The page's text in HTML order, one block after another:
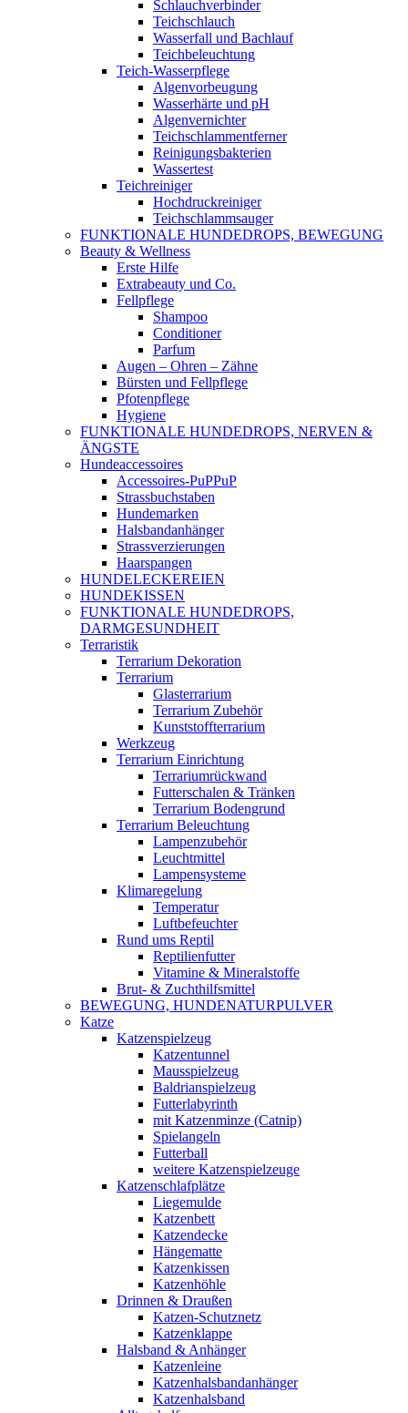
Schlauchverbinder
Teichschlauch
Wasserfall und Bachlauf
Teichbeleuchtung
Teich-Wasserpflege
Algenvorbeugung
Wasserhärte und pH
Algenvernichter
Teichschlammentferner
Reinigungsbakterien
Wassertest
Teichreiniger
Hochdruckreiniger
Teichschlammsauger
FUNKTIONALE HUNDEDROPS, BEWEGUNG
Beauty & Wellness
Erste Hilfe
Extrabeauty und Co.
Fellpflege
Shampoo
Conditioner
Parfum
Augen – Ohren – Zähne
Bürsten und Fellpflege
Pfotenpflege
Hygiene
FUNKTIONALE HUNDEDROPS, NERVEN &
ÄNGSTE
Hundeaccessoires
Accessoires-PuPPuP
Strassbuchstaben
Hundemarken
Halsbandanhänger
Strassverzierungen
Haarspangen
HUNDELECKEREIEN
HUNDEKISSEN
FUNKTIONALE HUNDEDROPS,
DARMGESUNDHEIT
Terraristik
Terrarium Dekoration
Terrarium
Glasterrarium
Terrarium Zubehör
Kunststoffterrarium
Werkzeug
Terrarium Einrichtung
Terrariumrückwand
Futterschalen & Tränken
Terrarium Bodengrund
Terrarium Beleuchtung
Lampenzubehör
Leuchtmittel
Lampensysteme
Klimaregelung
Temperatur
Luftbefeuchter
Rund ums Reptil
Reptilienfutter
Vitamine & Mineralstoffe
Brut- & Zuchthilfsmittel
BEWEGUNG, HUNDENATURPULVER
Katze
Katzenspielzeug
Katzentunnel
Mausspielzeug
Baldrianspielzeug
Futterlabyrinth
mit Katzenminze (Catnip)
Spielangeln
Futterball
weitere Katzenspielzeuge
Katzenschlafplätze
Liegemulde
Katzenbett
Katzendecke
Hängematte
Katzenkissen
Katzenhöhle
Drinnen & Draußen
Katzen-Schutznetz
Katzenklappe
Halsband & Anhänger
Katzenleine
Katzenhalsbandanhänger
Katzenhalsband